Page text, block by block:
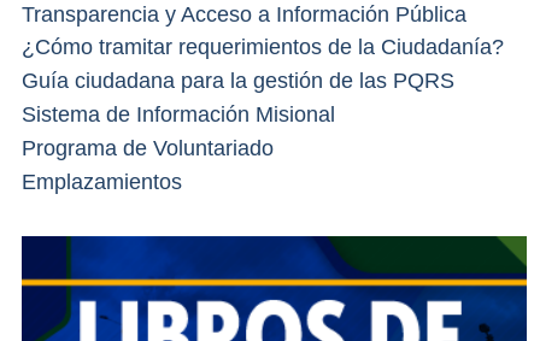
Transparencia y Acceso a Información Pública
¿Cómo tramitar requerimientos de la Ciudadanía?
Guía ciudadana para la gestión de las PQRS
Sistema de Información Misional
Programa de Voluntariado
Emplazamientos